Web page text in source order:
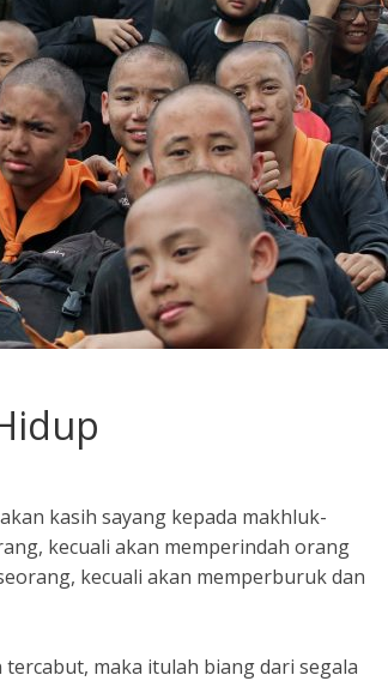
kasih sayang kepada makhluk-
kecuali akan memperindah orang
kecuali akan memperburuk dan
maka itulah biang dari segala